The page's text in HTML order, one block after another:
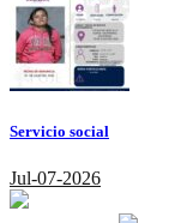
Servicio social
Jul-07-2026